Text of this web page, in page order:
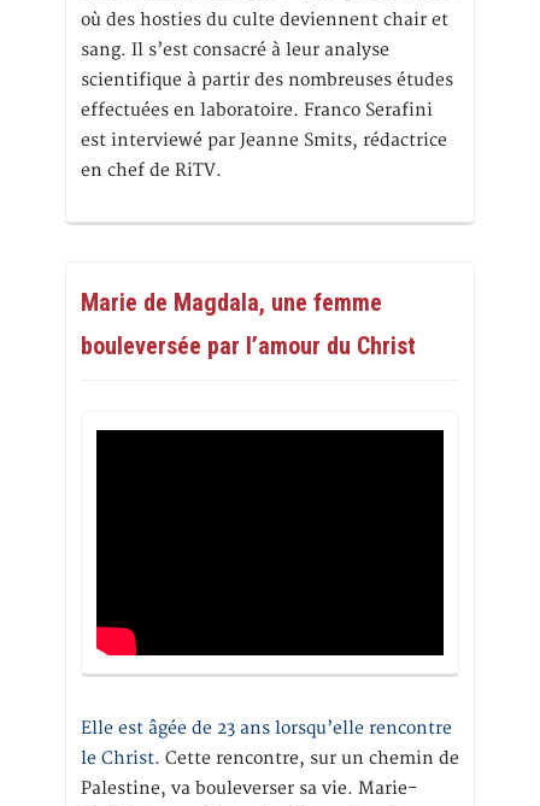
où des hosties du culte deviennent chair et
sang. Il s’est consacré à leur analyse
scientifique à partir des nombreuses études
effectuées en laboratoire. Franco Serafini
est interviewé par Jeanne Smits, rédactrice
en chef de RiTV.
Marie de Magdala, une femme
bouleversée par l’amour du Christ
Elle est âgée de 23 ans lorsqu’elle rencontre
le Christ. Cette rencontre, sur un chemin de
Palestine, va bouleverser sa vie. Marie-